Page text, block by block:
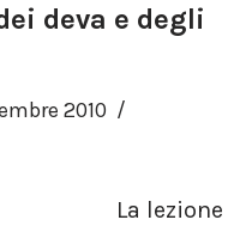
deva e degli
2010
La lezione